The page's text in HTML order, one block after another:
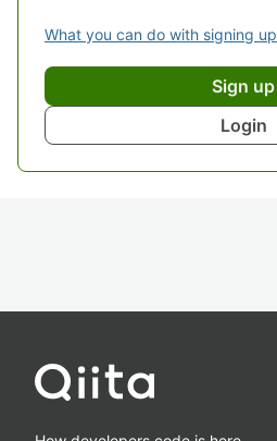
What you can do with signing up
Sign up
Login